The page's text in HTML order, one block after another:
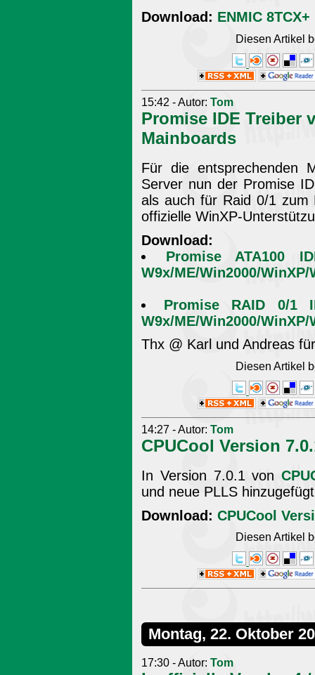
Download: ENMIC
Diesen Artikel
15:42 - Autor: Tom
Promise IDE Treiber
Mainboards
Für die entsprechenden
Server nun der Promise
als auch für Raid 0/1 zum
offizielle WinXP-
Download:
Promise ATA100
W9x/ME/Win2000/WinXP/
Promise RAID 0/1
W9x/ME/Win2000/WinXP/
Thx @ Karl und Andreas
Diesen Artikel
14:27 - Autor: Tom
CPUCool Version
In Version 7.0.1 von
und neue PLLS
Download: CPUCool
Diesen Artikel
Montag, 22. Oktober
17:30 - Autor: Tom